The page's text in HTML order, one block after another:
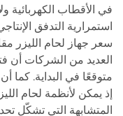
في الأقطاب الكهربائية
استمرارية التدفق
سعر جهاز لحام الليزر
العديد من الشركات أن
متوقعًا في البداية. كما
إذ يمكن لأنظمة لحام
المتشابهة التي تشكّل